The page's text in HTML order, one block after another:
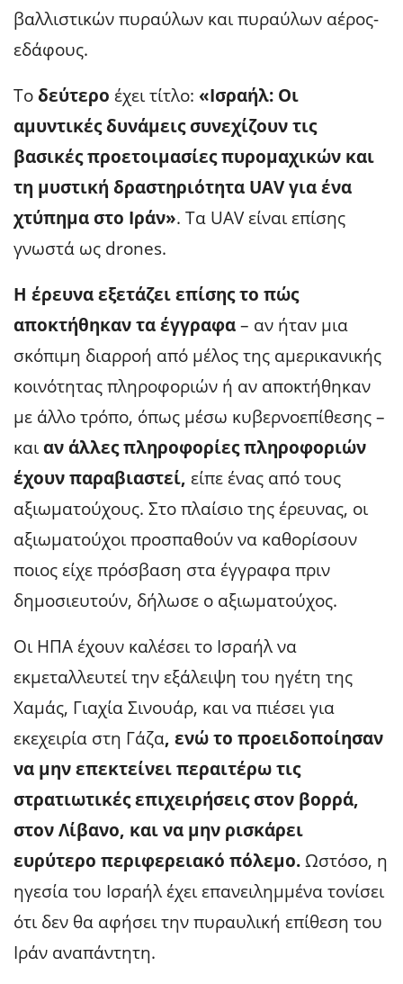
βαλλιστικών πυραύλων και πυραύλων αέρος-
εδάφους.
Το δεύτερο έχει τίτλο: «Ισραήλ: Οι
αμυντικές δυνάμεις συνεχίζουν τις
βασικές προετοιμασίες πυρομαχικών και
τη μυστική δραστηριότητα UAV για ένα
χτύπημα στο Ιράν». Τα UAV είναι επίσης
γνωστά ως drones.
Η έρευνα εξετάζει επίσης το πώς
αποκτήθηκαν τα έγγραφα– αν ήταν μια
σκόπιμη διαρροή από μέλος της αμερικανικής
κοινότητας πληροφοριών ή αν αποκτήθηκαν
με άλλο τρόπο, όπως μέσω κυβερνοεπίθεσης –
καιαν άλλες πληροφορίες πληροφοριών
έχουν παραβιαστεί, είπε ένας από τους
αξιωματούχους. Στο πλαίσιο της έρευνας, οι
αξιωματούχοι προσπαθούν να καθορίσουν
ποιος είχε πρόσβαση στα έγγραφα πριν
δημοσιευτούν, δήλωσε ο αξιωματούχος.
Οι ΗΠΑ έχουν καλέσει το Ισραήλ να
εκμεταλλευτεί την εξάλειψη του ηγέτη της
Χαμάς, Γιαχία Σινουάρ, και να πιέσει για
εκεχειρία στη Γάζα, ενώ το προειδοποίησαν
να μην επεκτείνει περαιτέρω τις
στρατιωτικές επιχειρήσεις στον βορρά,
στον Λίβανο, και να μην ρισκάρει
ευρύτερο περιφερειακό πόλεμο.Ωστόσο, η
ηγεσία του Ισραήλ έχει επανειλημμένα τονίσει
ότι δεν θα αφήσει την πυραυλική επίθεση του
Ιράν αναπάντητη.